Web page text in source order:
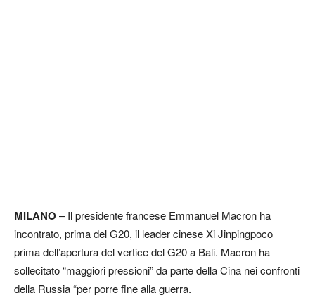
MILANO – Il presidente francese Emmanuel Macron ha
incontrato, prima del G20, il leader cinese Xi Jinpingpoco
prima dell’apertura del vertice del G20 a Bali. Macron ha
sollecitato “maggiori pressioni” da parte della Cina nei confronti
della Russia “per porre fine alla guerra.